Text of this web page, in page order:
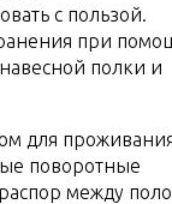
с пользой.
при
полки и
для
поворотные
между